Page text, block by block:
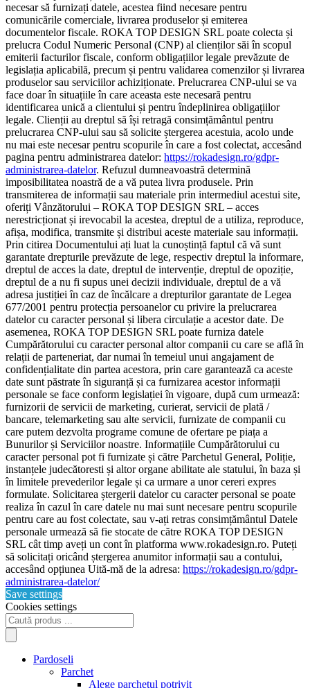
necesar să furnizați datele, acestea fiind necesare pentru
comunicările comerciale, livrarea produselor și emiterea
documentelor fiscale. ROKA TOP DESIGN SRL poate colecta și
prelucra Codul Numeric Personal (CNP) al clienților săi în scopul
emiterii facturilor fiscale, conform obligațiilor legale prevăzute de
legislația aplicabilă, precum și pentru validarea comenzilor și livrarea
produselor sau serviciilor achiziționate. Prelucrarea CNP-ului se va
face doar în situațiile în care aceasta este necesară pentru
identificarea unică a clientului și pentru îndeplinirea obligațiilor
legale. Clienții au dreptul să își retragă consimțământul pentru
prelucrarea CNP-ului sau să solicite ștergerea acestuia, acolo unde
nu mai este necesar pentru scopurile în care a fost colectat, accesând
pagina pentru administrarea datelor: https://rokadesign.ro/gdpr-
administrarea-datelor. Refuzul dumneavoastră determină
imposibilitatea noastră de a vă putea livra produsele. Prin
transmiterea de informații sau materiale prin intermediul acestui site,
oferiți Vânzătorului – ROKA TOP DESIGN SRL – acces
nerestricționat și irevocabil la acestea, dreptul de a utiliza, reproduce,
afișa, modifica, transmite și distribui aceste materiale sau informații.
Prin citirea Documentului ați luat la cunoștință faptul că vă sunt
garantate drepturile prevăzute de lege, respectiv dreptul la informare,
dreptul de acces la date, dreptul de intervenție, dreptul de opoziție,
dreptul de a nu fi supus unei decizii individuale, dreptul de a vă
adresa justiției în caz de încălcare a drepturilor garantate de Legea
677/2001 pentru protecția persoanelor cu privire la prelucrarea
datelor cu caracter personal și libera circulație a acestor date. De
asemenea, ROKA TOP DESIGN SRL poate furniza datele
Cumpărătorului cu caracter personal altor companii cu care se află în
relații de parteneriat, dar numai în temeiul unui angajament de
confidențialitate din partea acestora, prin care garantează ca aceste
date sunt păstrate în siguranță și ca furnizarea acestor informații
personale se face conform legislației în vigoare, după cum urmează:
furnizorii de servicii de marketing, curierat, servicii de plată /
bancare, telemarketing sau alte servicii, furnizate de companii cu
care putem dezvolta programe comune de ofertare pe piața a
Bunurilor și Serviciilor noastre. Informațiile Cumpărătorului cu
caracter personal pot fi furnizate și către Parchetul General, Poliție,
instanțele judecătoresti și altor organe abilitate ale statului, în baza și
în limitele prevederilor legale și ca urmare a unor cereri expres
formulate. Solicitarea ștergerii datelor cu caracter personal se poate
realiza în cazul în care datele nu mai sunt necesare pentru scopurile
pentru care au fost colectate, sau v-ați retras consimțământul Datele
personale urmează să fie stocate de către ROKA TOP DESIGN
SRL cât timp aveți un cont în platforma www.rokadesign.ro. Puteți
să solicitați oricând ștergerea anumitor informații sau a contului,
accesând opțiunea Uită-mă de la adresa: https://rokadesign.ro/gdpr-
administrarea-datelor/
Save settings
Cookies settings
Products
search
Pardoseli
Parchet
Alege parchetul potrivit